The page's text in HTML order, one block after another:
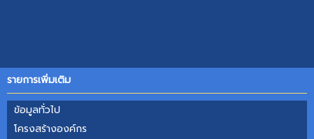
รายการเพิ่มเติม
ข้อมูลทั่วไป
โครงสร้าง​องค์กร​